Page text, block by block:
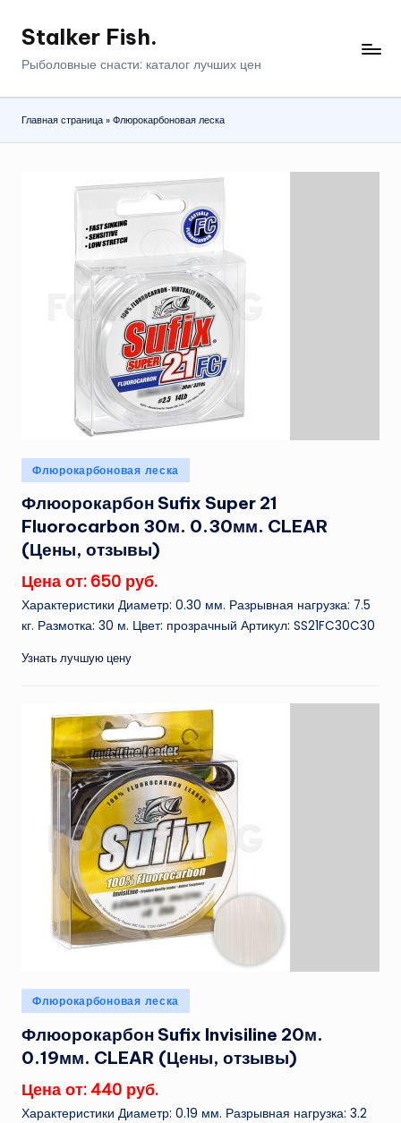
Перейти
Stalker Fish.
Рыболовные снасти: каталог лучших цен
Главная страница»Флюрокарбоновая леска
Опубликовано
в
Флюрокарбоновая леска
Флюорокарбон Sufix Super 21
Fluorocarbon 30м. 0.30мм. CLEAR
(Цены, отзывы)
Цена от: 650 руб.
Характеристики Диаметр: 0.30 мм. Разрывная нагрузка: 7.5
кг. Размотка: 30 м. Цвет: прозрачный Артикул: SS21FC30C30
Узнать лучшую цену
Опубликовано
в
Флюрокарбоновая леска
Флюорокарбон Sufix Invisiline 20м.
0.19мм. CLEAR (Цены, отзывы)
Цена от: 440 руб.
Характеристики Диаметр: 0.19 мм. Разрывная нагрузка: 3.2